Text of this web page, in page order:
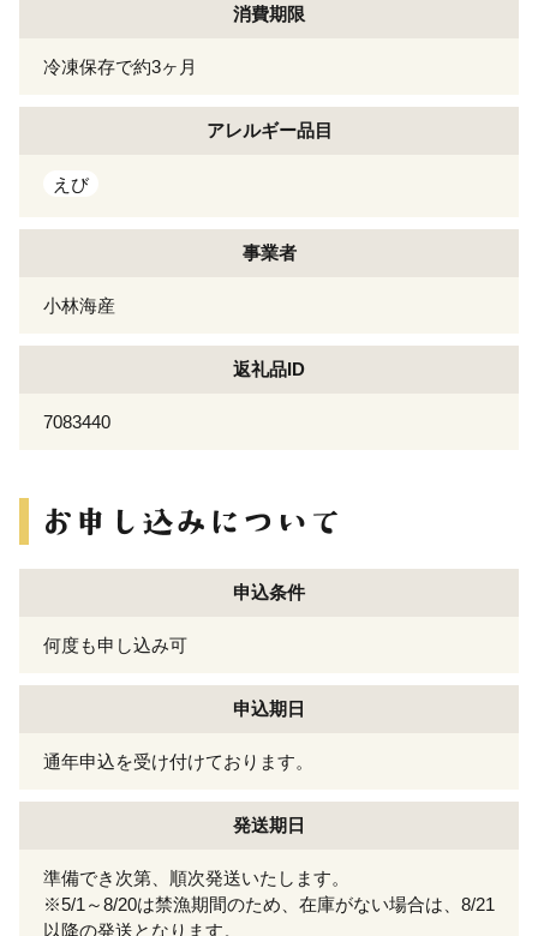
消費期限
冷凍保存で約3ヶ月
アレルギー品目
えび
事業者
小林海産
返礼品ID
7083440
申込条件
何度も申し込み可
申込期日
通年申込を受け付けております。
発送期日
準備でき次第、順次発送いたします。
※5/1～8/20は禁漁期間のため、在庫がない場合は、8/21
以降の発送となります。